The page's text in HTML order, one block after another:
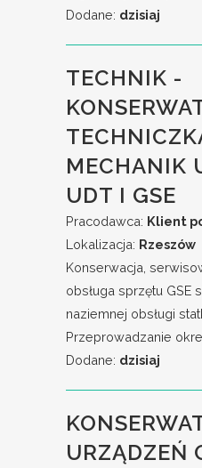
Dodane: dzisiaj
TECHNIK -
MECHANIK
UDT I GSE
Pracodawca: Klient
Lokalizacja: Rzeszów
Konserwacja,
obsługa sprzętu GSE
naziemnej obsługi
Przeprowadzanie
Dodane: dzisiaj
URZĄDZEŃ